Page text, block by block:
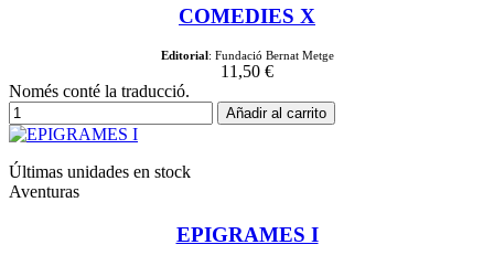
COMEDIES X
Editorial : Fundació Bernat Metge
11,50 €
Només conté la traducció.
Añadir al carrito
Últimas unidades en stock
Aventuras
EPIGRAMES I